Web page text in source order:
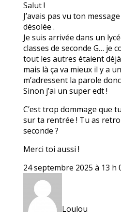
Salut !
J’avais pas vu ton
désolée .
Je suis arrivée dans un
classes de seconde G… je
tout les autres étaient
mais là ça va mieux il y a
m’adressent la parole
Sinon j’ai un super edt !
C’est trop dommage que
sur ta rentrée ! Tu as
seconde ?
Merci toi aussi !
24 septembre 2025 à 13 h
Loulou